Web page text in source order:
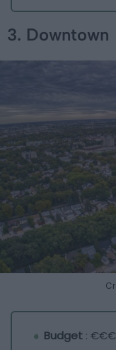
3. Downtown
Budget : €€€